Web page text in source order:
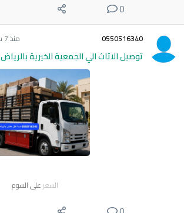
0
0550516340 منذ 7 ساعات
توصيل الاثاث الي الجمعية الخيرية بالرياض 0550516340
السعر على السوم